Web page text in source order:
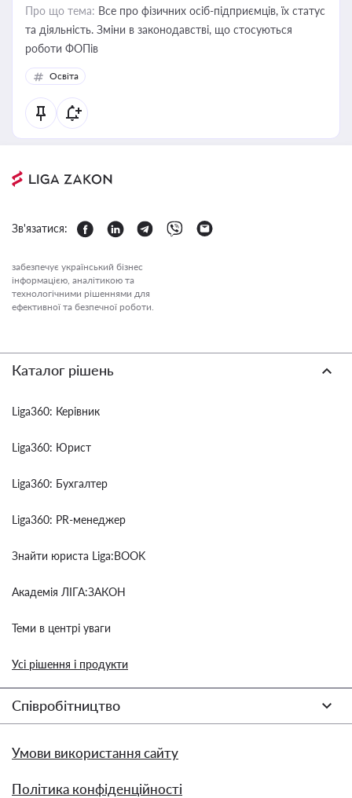
Про що тема: Все про фізичних осіб-підприємців, їх статус
та діяльність. Зміни в законодавстві, що стосуються
роботи ФОПів
Освіта
Зв'язатися:
забезпечує український бізнес
інформацією, аналітикою та
технологічними рішеннями для
ефективної та безпечної роботи.
Каталог рішень
Liga360: Керівник
Liga360: Юрист
Liga360: Бухгалтер
Liga360: PR-менеджер
Знайти юриста Liga:BOOK
Академія ЛІГА:ЗАКОН
Теми в центрі уваги
Усі рішення і продукти
Співробітництво
Умови використання сайту
Політика конфіденційності